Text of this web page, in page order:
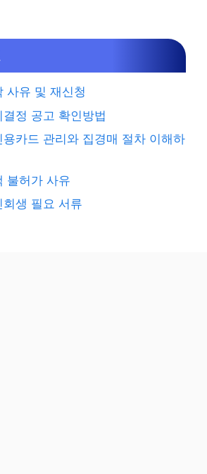
사유 및 재신청
정 공고 확인방법
카드 관리와 집경매 절차 이해하
불허가 사유
생 필요 서류